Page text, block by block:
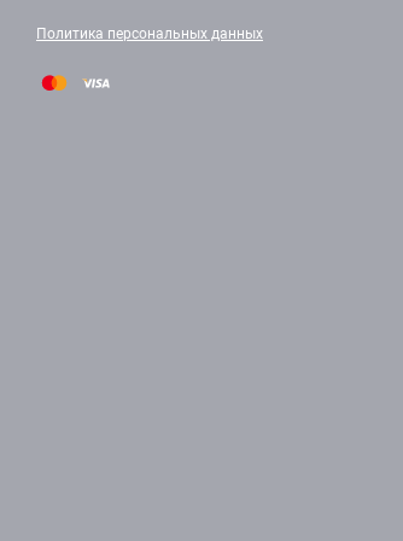
Политика персональных данных